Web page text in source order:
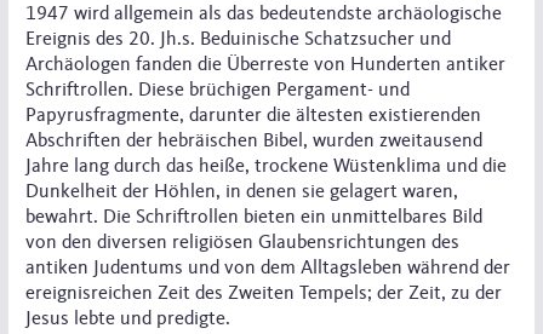
1947 wird allgemein als das bedeutendste archäologische
Ereignis des 20. Jh.s. Beduinische Schatzsucher und
Archäologen fanden die Überreste von Hunderten antiker
Schriftrollen. Diese brüchigen Pergament- und
Papyrusfragmente, darunter die ältesten existierenden
Abschriften der hebräischen Bibel, wurden zweitausend
Jahre lang durch das heiße, trockene Wüstenklima und die
Dunkelheit der Höhlen, in denen sie gelagert waren,
bewahrt. Die Schriftrollen bieten ein unmittelbares Bild
von den diversen religiösen Glaubensrichtungen des
antiken Judentums und von dem Alltagsleben während der
ereignisreichen Zeit des Zweiten Tempels; der Zeit, zu der
Jesus lebte und predigte.